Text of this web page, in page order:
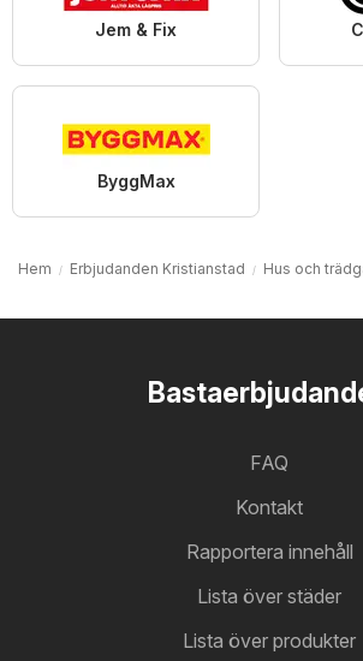
Jem & Fix
ByggMax
Hem Erbjudanden Kristianstad Hus och
FAQ
Kontakt
Rapportera innehåll
Lista över städer
Lista över produkter